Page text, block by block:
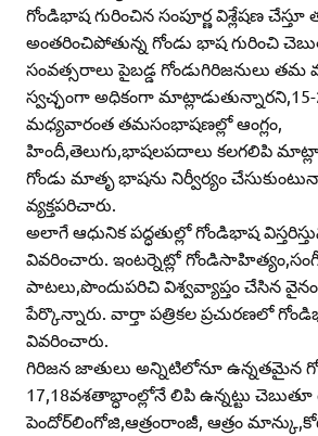
గోండిభాష గురించిన సంపూర్ణ విశ్లేషణ
అంతరించిపోతున్న గోండు భాష గురించి
సంవత్సరాలు పైబడ్డ గోండుగిరిజనులు
స్వచ్ఛంగా అధికంగా
మధ్యవారంత తమసంభాషణల్లో ఆంగ్లం,
హిందీ,తెలుగు,భాషలపదాలు కలగలిపి
గోండు మాతృ భాషను నిర్వీర్యం
వ్యక్తపరిచారు.
అలాగే ఆధునిక పద్ధతుల్లో గోండిభాష
వివరించారు. ఇంటర్నెట్లో
పాటలు,పొందుపరిచి విశ్వవ్యాప్తం చేసిన
పేర్కొన్నారు. వార్తా పత్రికల ప్రచురణలో
వివరించారు.
గిరిజన జాతులు అన్నిటిలోనూ ఉన్నతమైన
17,18వశతాబ్ధాంల్లోనే లిపి ఉన్నట్టు
పెందోర్‌లింగోజి,ఆత్రంరాంజీ, ఆత్రం